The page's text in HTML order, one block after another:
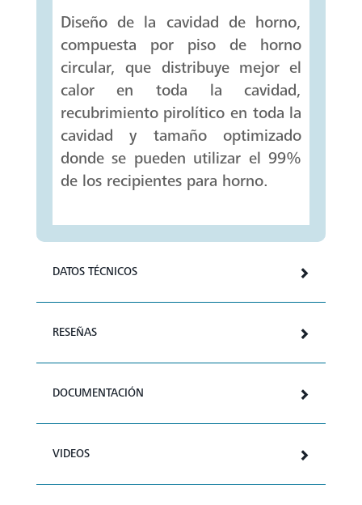
Diseño de la cavidad de horno,
compuesta por piso de horno
circular, que distribuye mejor el
calor en toda la cavidad,
recubrimiento pirolítico en toda la
cavidad y tamaño optimizado
donde se pueden utilizar el 99%
de los recipientes para horno.
DATOS TÉCNICOS
RESEÑAS
DOCUMENTACIÓN
VIDEOS